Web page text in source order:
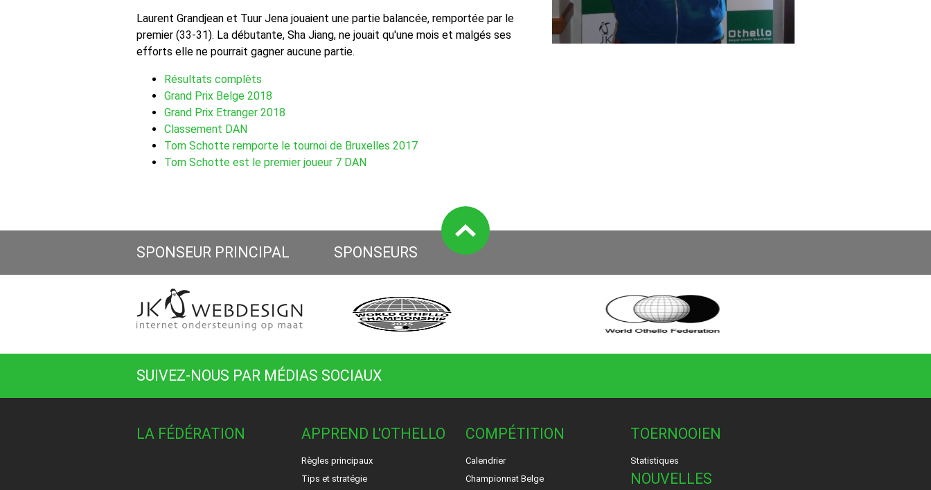
Laurent Grandjean et Tuur Jena jouaient une partie balancée, remportée par le
premier (33-31). La débutante, Sha Jiang, ne jouait qu'une mois et malgés ses
efforts elle ne pourrait gagner aucune partie.
Résultats complèts
Grand Prix Belge 2018
Grand Prix Etranger 2018
Classement DAN
Tom Schotte remporte le tournoi de Bruxelles 2017
Tom Schotte est le premier joueur 7 DAN
SPONSEUR PRINCIPAL SPONSEURS
SUIVEZ-NOUS PAR MÉDIAS SOCIAUX
LA FÉDÉRATION APPREND L'OTHELLO
Règles principaux
Tips et stratégie
COMPÉTITION
Calendrier
Championnat Belge
TOERNOOIEN
Statistiques
NOUVELLES